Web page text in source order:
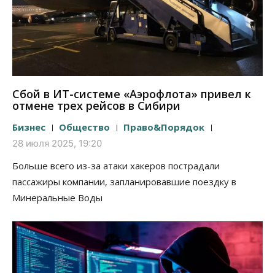
Сбой в ИТ-системе «Аэрофлота» привел к
отмене трех рейсов в Сибири
Бизнес Общество Право&Порядок
28 июля 2025, 19:20
Больше всего из-за атаки хакеров пострадали
пассажиры компании, запланировавшие поездку в
Минеральные Воды